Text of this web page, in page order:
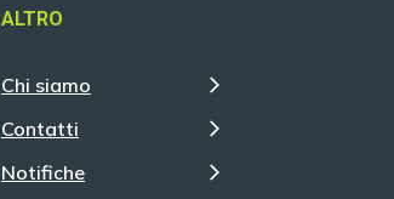
ALTRO
Chi siamo
Contatti
Notifiche